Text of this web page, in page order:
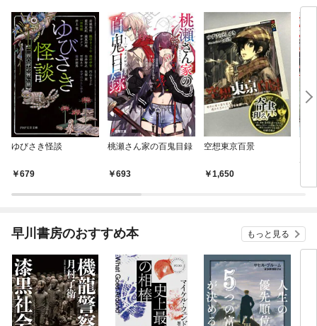
ゆびさき怪談
679
桃瀬さん家の百鬼目録
693
空想東京百景
1,650
早川書房のおすすめ本 もっと見る